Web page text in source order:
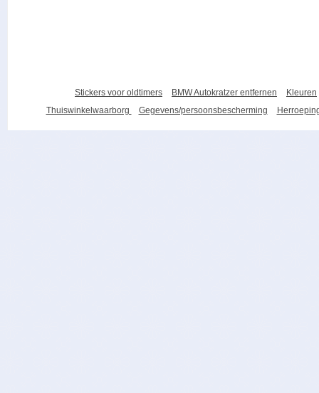
Stickers voor oldtimers BMW Autokratzer entfernen
Kleuren
Thuiswinkelwaarborg
Gegevens/persoonsbescherming